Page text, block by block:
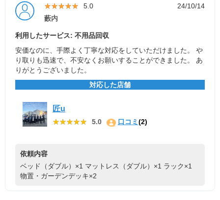
★★★★★
★★★★★ 5.0
24/10/14
藪内
利用したサービス: 不用品回収
安価なのに、手際よく丁寧な対応をしていただけました。 や
り取りも迅速で、不安なくお願いすることができました。 あ
りがとうございました。
対応した店舗
匠u
★★★★★
★★★★★ 5.0 口コミ(2)
依頼内容
ベッド（ダブル）×1 マットレス（ダブル）×1 ラック×1
物置・ガーデンデッキ×2